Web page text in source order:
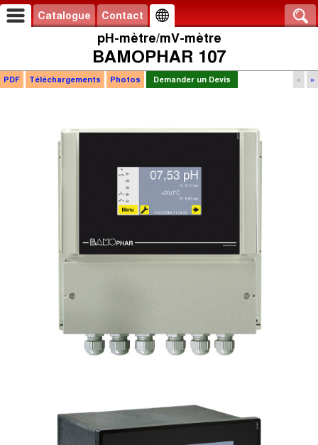
Catalogue Contact
pH-mètre/mV-mètre
BAMOPHAR 107
« »
PDF Téléchargements Photos Demander un Devis